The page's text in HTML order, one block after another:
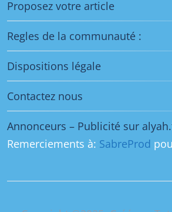
Proposez votre article
Regles de la communauté :
Dispositions légale
Contactez nous
Annonceurs – Publicité sur
Remerciements à: SabreProd